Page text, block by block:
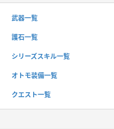
武器一覧
護石一覧
シリーズスキル一覧
オトモ装備一覧
クエスト一覧